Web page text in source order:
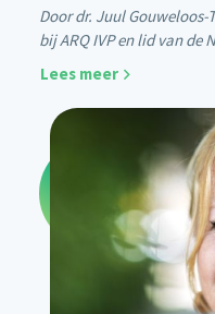
Door dr. Juul Gouweloos-
bij ARQ IVP en lid van de
Lees meer